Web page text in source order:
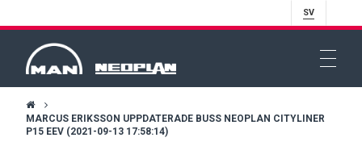
SV
MARCUS ERIKSSON UPPDATERADE BUSS NEOPLAN CITYLINER
P15 EEV (2021-09-13 17:58:14)